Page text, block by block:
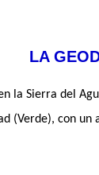
LA
la Sierra del
(Verde), con